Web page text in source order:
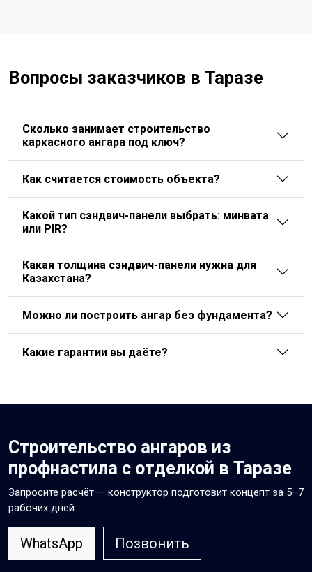
Вопросы заказчиков в Таразе
Сколько занимает строительство
каркасного ангара под ключ?
Как считается стоимость объекта?
Какой тип сэндвич-панели выбрать: минвата
или PIR?
Какая толщина сэндвич-панели нужна для
Казахстана?
Можно ли построить ангар без фундамента?
Какие гарантии вы даёте?
Строительство ангаров из
профнастила с отделкой в Таразе
Запросите расчёт — конструктор подготовит концепт за 5–7
рабочих дней.
WhatsApp Позвонить